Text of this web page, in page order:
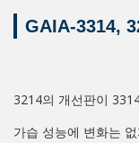
GAIA-3314,
3214의 개선판이
가습 성능에 변화는